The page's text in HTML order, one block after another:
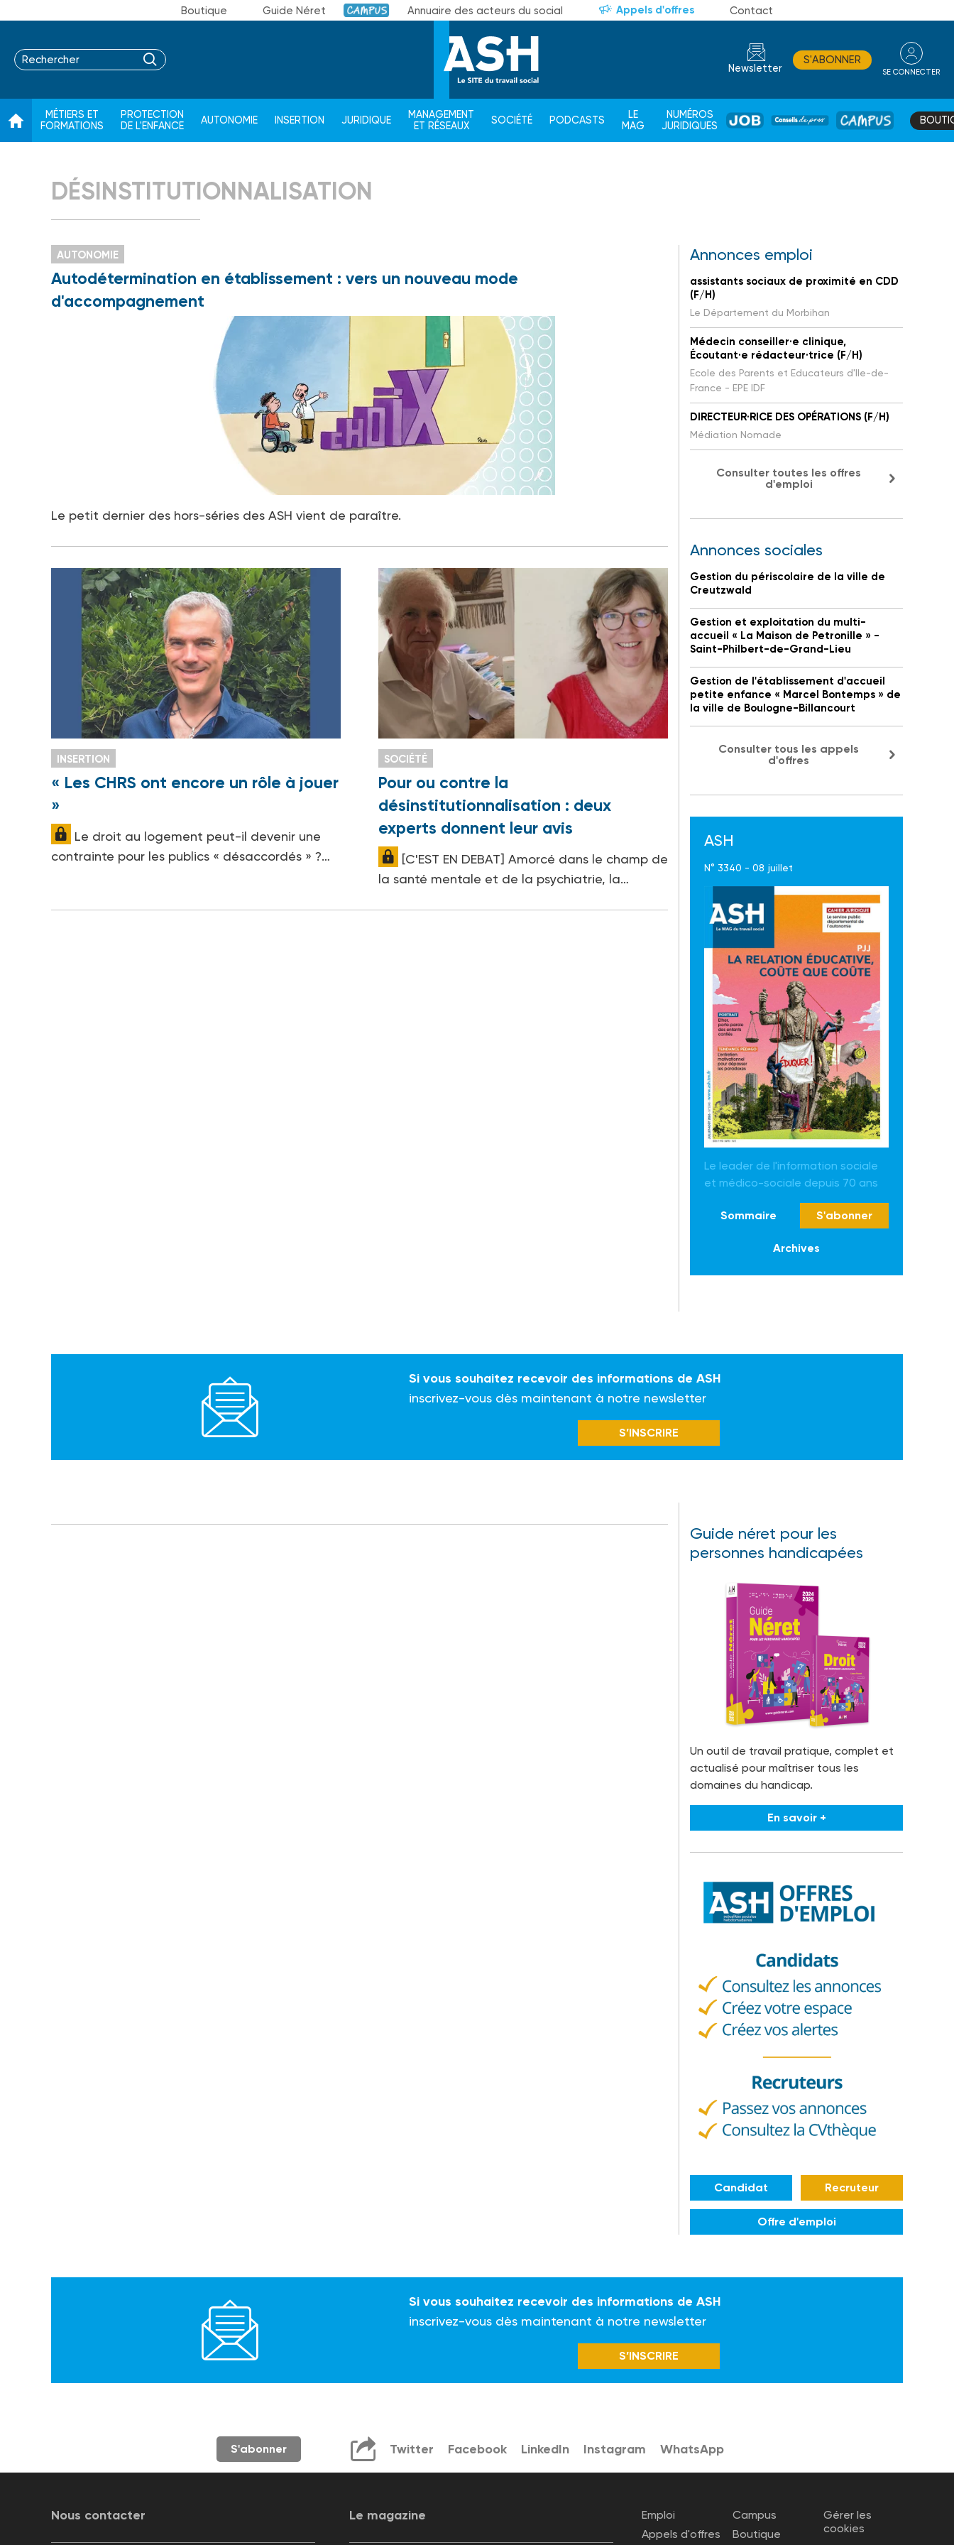
Boutique Guide Néret Campus Annuaire des acteurs du social Appels d'offres Contact
Newsletter
S'ABONNER
SE CONNECTER
MÉTIERS ET
FORMATIONS
PROTECTION
DE L'ENFANCE
AUTONOMIE INSERTION JURIDIQUE
MANAGEMENT
ET RÉSEAUX
SOCIÉTÉ PODCASTS
LE
MAG
NUMÉROS
JURIDIQUES
JOB
DE
CAMPUS
DÉSINSTITUTIONNALISATION
AUTONOMIE
Autodétermination en établissement : vers un nouveau mode
d'accompagnement
Le petit dernier des hors-séries des ASH vient de paraître.
INSERTION
« Les CHRS ont encore un rôle à jouer
»
Le droit au logement peut-il devenir une
contrainte pour les publics « désaccordés » ?…
SOCIÉTÉ
Pour ou contre la
désinstitutionnalisation : deux
experts donnent leur avis
[C'EST EN DEBAT] Amorcé dans le champ de
la santé mentale et de la psychiatrie, la…
Annonces emploi
assistants sociaux de proximité en CDD
(F/H)
Le Département du Morbihan
Médecin conseiller·e clinique,
Écoutant·e rédacteur·trice (F/H)
Ecole des Parents et Educateurs d'Ile-de-
France - EPE IDF
DIRECTEUR·RICE DES OPÉRATIONS (F/H)
Médiation Nomade
Consulter toutes les offres
d'emploi
Annonces sociales
Gestion du périscolaire de la ville de
Creutzwald
Gestion et exploitation du multi-
accueil « La Maison de Petronille » -
Saint-Philbert-de-Grand-Lieu
Gestion de l'établissement d'accueil
petite enfance « Marcel Bontemps » de
la ville de Boulogne-Billancourt
Consulter tous les appels
d'offres
ASH
N° 3340 - 08 juillet
Le leader de l'information sociale
et médico-sociale depuis 70 ans
Sommaire S'abonner
Archives
Si vous souhaitez recevoir des informations de ASH
inscrivez-vous dès maintenant à notre newsletter
S’INSCRIRE
Guide néret pour les
personnes handicapées
Un outil de travail pratique, complet et
actualisé pour maîtriser tous les
domaines du handicap.
En savoir +
Candidat Recruteur
Offre d'emploi
Si vous souhaitez recevoir des informations de ASH
inscrivez-vous dès maintenant à notre newsletter
S’INSCRIRE
S'abonner Twitter Facebook LinkedIn Instagram WhatsApp
Nous contacter Le magazine
Emploi
Appels d'offres
Campus
Boutique
Gérer les
cookies